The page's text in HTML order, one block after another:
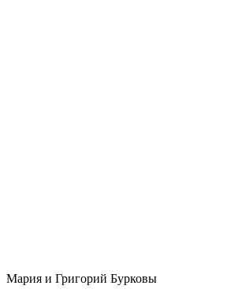
Мария и Григорий Бурковы